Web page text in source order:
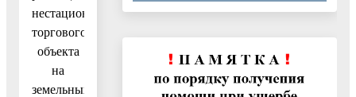
нестационарного
торгового
объекта
на
земельных